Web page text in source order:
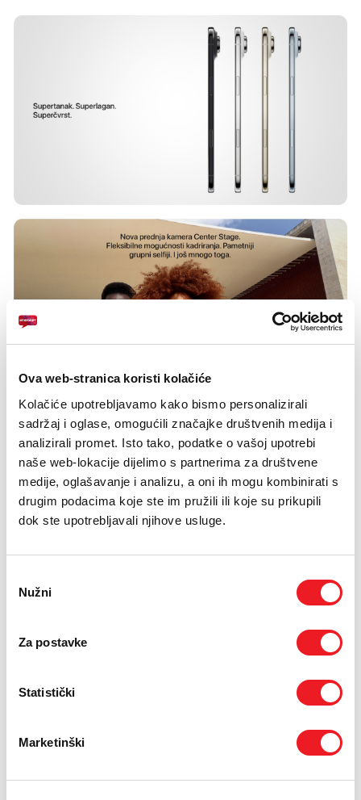
Ova web-stranica koristi kolačiće
Kolačiće upotrebljavamo kako bismo personalizirali
sadržaj i oglase, omogućili značajke društvenih medija i
analizirali promet. Isto tako, podatke o vašoj upotrebi
naše web-lokacije dijelimo s partnerima za društvene
medije, oglašavanje i analizu, a oni ih mogu kombinirati s
drugim podacima koje ste im pružili ili koje su prikupili
dok ste upotrebljavali njihove usluge.
pristanka
Nužni
Za postavke
Statistički
Marketinški